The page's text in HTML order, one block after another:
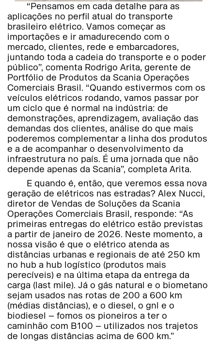
“Pensamos em cada detalhe para as
aplicações no perfil atual do transporte
brasileiro elétrico. Vamos começar as
importações e ir amadurecendo com o
mercado, clientes, rede e embarcadores,
juntando toda a cadeia do transporte e o poder
público”, comenta Rodrigo Arita, gerente de
Portfólio de Produtos da Scania Operações
Comerciais Brasil. “Quando estivermos com os
veículos elétricos rodando, vamos passar por
um ciclo que é normal na indústria: de
demonstrações, aprendizagem, avaliação das
demandas dos clientes, análise do que mais
poderemos complementar a linha dos produtos
e a de acompanhar o desenvolvimento da
infraestrutura no país. É uma jornada que não
depende apenas da Scania”, completa Arita.
E quando é, então, que veremos essa nova
geração de elétricos nas estradas? Alex Nucci,
diretor de Vendas de Soluções da Scania
Operações Comerciais Brasil, responde: “As
primeiras entregas do elétrico estão previstas
a partir de janeiro de 2026. Neste momento, a
nossa visão é que o elétrico atenda as
distâncias urbanas e regionais de até 250 km
no hub a hub logístico (produtos mais
perecíveis) e na última etapa da entrega da
carga (last mile). Já o gás natural e o biometano
sejam usados nas rotas de 200 a 600 km
(médias distâncias), e o diesel, o gnl e o
biodiesel – fomos os pioneiros a ter o
caminhão com B100 – utilizados nos trajetos
de longas distâncias acima de 600 km.”